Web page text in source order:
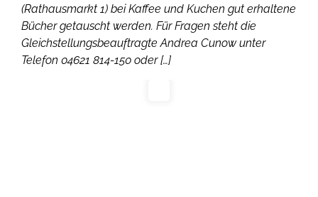
(Rathausmarkt 1) bei Kaffee und Kuchen gut erhaltene
Bücher getauscht werden. Für Fragen steht die
Gleichstellungsbeauftragte Andrea Cunow unter
Telefon 04621 814-150 oder […]